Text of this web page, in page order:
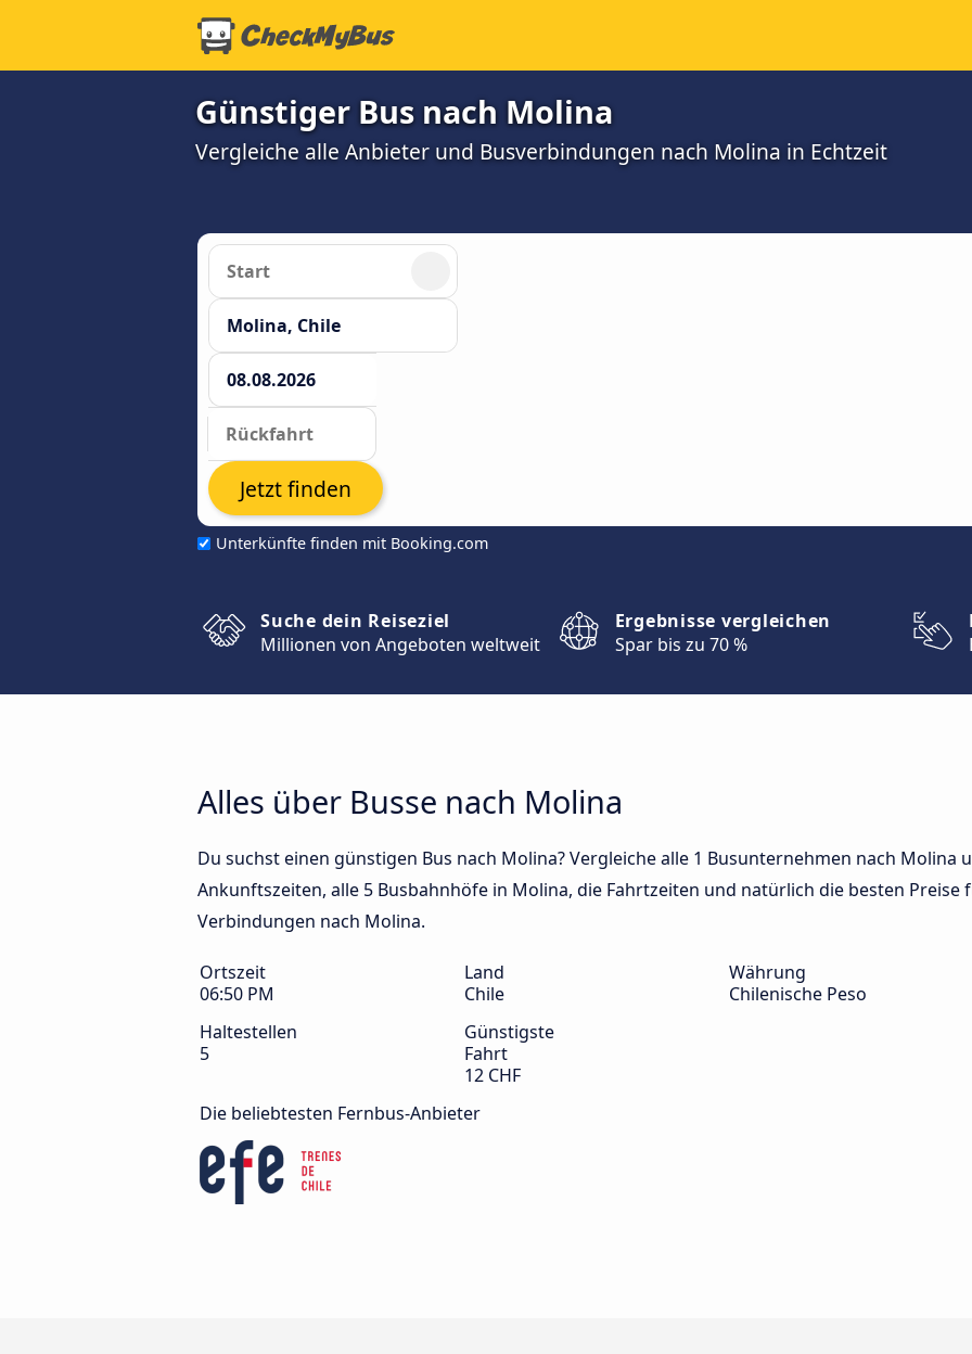
Günstiger Bus nach Molina
Vergleiche alle Anbieter und Busverbindungen nach Molina in Echtzeit
Unterkünfte finden mit Booking.com
Jetzt finden
Suche dein Reiseziel
Millionen von Angeboten weltweit
Ergebnisse vergleichen
Spar bis zu 70 %
Alles über Busse nach Molina
Du suchst einen günstigen Bus nach Molina? Vergleiche alle 1 Busunternehmen nach Molina
Ankunftszeiten, alle 5 Busbahnhöfe in Molina, die Fahrtzeiten und natürlich die besten Preise
Verbindungen nach Molina.
Ortszeit
06:50 PM
Land
Chile
Währung
Chilenische Peso
Haltestellen
5
Günstigste
Fahrt
12 CHF
Die beliebtesten Fernbus-Anbieter